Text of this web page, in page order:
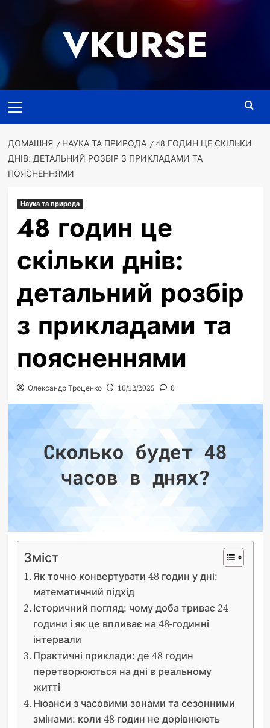
VKURSE
меню
ДОМАШНЯ НАУКА ТА ПРИРОДА
48 ГОДИН ЦЕ СКІЛЬКИ
ДНІВ: ДЕТАЛЬНИЙ РОЗБІР З ПРИКЛАДАМИ ТА
ПОЯСНЕННЯМИ
Наука та природа
48 годин це
скільки днів:
детальний розбір
з прикладами та
поясненнями
Олександр Троценко 10/12/2025 0
Зміст
Як точно конвертувати 48 годин у дні:
математичний підхід
Історичний погляд: чому доба триває 24
години і як це впливає на 48-годинні
інтервали
Практичні приклади: де 48 годин
перетворюються на дні в реальному
житті
Нюанси з часовими зонами та сезонними
змінами: коли 48 годин не дорівнюють